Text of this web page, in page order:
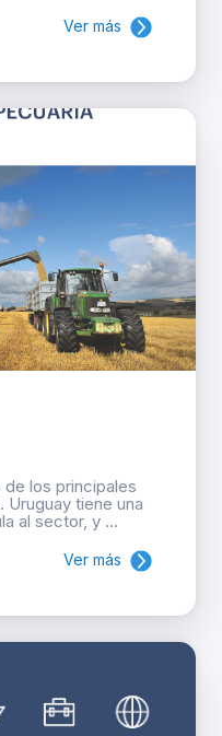
Ver más
de los principales
tiene una
al sector, y ...
Ver más